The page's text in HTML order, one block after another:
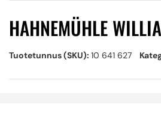
HAHNEMÜHLE
Tuotetunnus (SKU): 10 641 627